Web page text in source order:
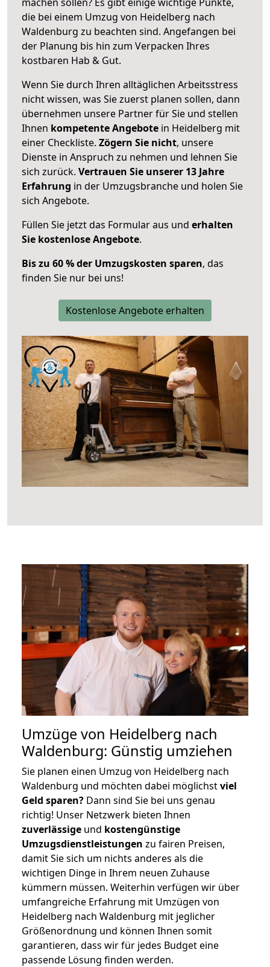
die bei einem Umzug von Heidelberg nach
Waldenburg zu beachten sind. Angefangen bei
der Planung bis hin zum Verpacken Ihres
kostbaren Hab & Gut.
Wenn Sie durch Ihren alltäglichen Arbeitsstress
nicht wissen, was Sie zuerst planen sollen, dann
übernehmen unsere Partner für Sie und stellen
Ihnen kompetente Angebote in Heidelberg mit
einer Checkliste. Zögern Sie nicht, unsere
Dienste in Anspruch zu nehmen und lehnen Sie
sich zurück. Vertrauen Sie unserer 13 Jahre
Erfahrung in der Umzugsbranche und holen Sie
sich Angebote.
Füllen Sie jetzt das Formular aus und erhalten
Sie kostenlose Angebote.
Bis zu 60 % der Umzugskosten sparen, das
finden Sie nur bei uns!
Kostenlose Angebote erhalten
Umzüge von Heidelberg nach
Waldenburg: Günstig umziehen
Sie planen einen Umzug von Heidelberg nach
Waldenburg und möchten dabei möglichstviel
Geld sparen? Dann sind Sie bei uns genau
richtig! Unser Netzwerk bieten Ihnen
zuverlässige und kostengünstige
Umzugsdienstleistungen zu fairen Preisen,
damit Sie sich um nichts anderes als die
wichtigen Dinge in Ihrem neuen Zuhause
kümmern müssen. Weiterhin verfügen wir über
umfangreiche Erfahrung mit Umzügen von
Heidelberg nach Waldenburg mit jeglicher
Größenordnung und können Ihnen somit
garantieren, dass wir für jedes Budget eine
passende Lösung finden werden.